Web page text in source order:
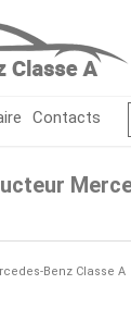
Contacts
Benz Classe A